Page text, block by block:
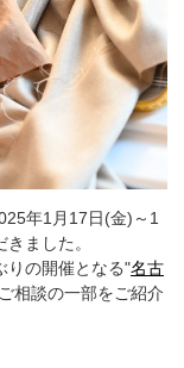
年1月17日(金)～1
ました。
りの開催となる"名古
相談の一部をご紹介